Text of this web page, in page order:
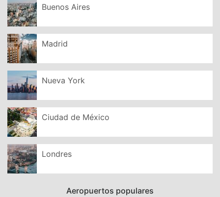
Buenos Aires
Madrid
Nueva York
Ciudad de México
Londres
Aeropuertos populares